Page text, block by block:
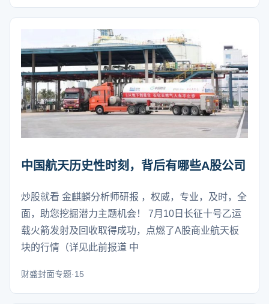
中国航天历史性时刻，背后有哪些A股公司
炒股就看 金麒麟分析师研报 ，权威，专业，及时，全
面，助您挖掘潜力主题机会！ 7月10日长征十号乙运
载火箭发射及回收取得成功，点燃了A股商业航天板
块的行情（详见此前报道 中
财盛封面专题·15